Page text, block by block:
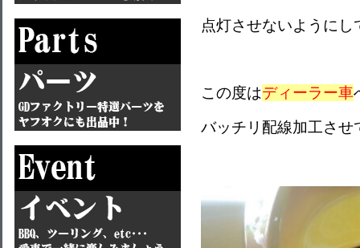
点灯させないようにし
この度はディーラー車
バッチリ配線加工させ